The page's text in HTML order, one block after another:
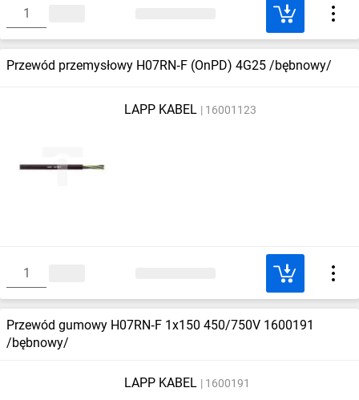
Przewód przemysłowy H07RN‑F (OnPD) 4G25 /bębnowy/
LAPP KABEL 16001123
Przewód gumowy H07RN‑F 1x150 450/750V 1600191
/bębnowy/
LAPP KABEL 1600191